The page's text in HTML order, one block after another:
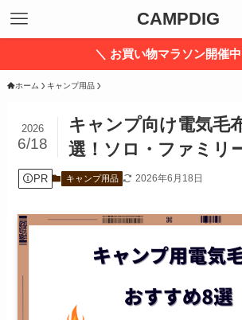
CAMPDIG
＼ お買い物マラソン開催
ホーム キャンプ用品
キャンプ向け電気毛
選！ソロ・ファミリ
2026
6/18
PR キャンプ用品 2026年6月18日